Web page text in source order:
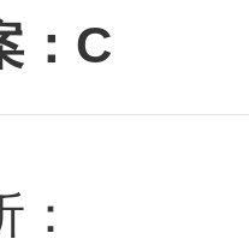
：C